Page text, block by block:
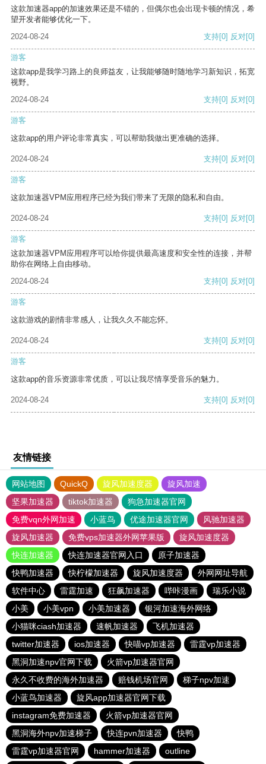
这款加速器app的加速效果还是不错的，但偶尔也会出现卡顿的情况，希
望开发者能够优化一下。
2024-08-24
支持[0] 反对[0]
游客
这款app是我学习路上的良师益友，让我能够随时随地学习新知识，拓宽
视野。
2024-08-24
支持[0] 反对[0]
游客
这款app的用户评论非常真实，可以帮助我做出更准确的选择。
2024-08-24 支持[0] 反对[0]
游客
这款加速器VPM应用程序已经为我们带来了无限的隐私和自由。
2024-08-24 支持[0] 反对[0]
游客
这款加速器VPM应用程序可以给你提供最高速度和安全性的连接，并帮
助你在网络上自由移动。
2024-08-24
支持[0] 反对[0]
游客
这款游戏的剧情非常感人，让我久久不能忘怀。
2024-08-24 支持[0] 反对[0]
游客
这款app的音乐资源非常优质，可以让我尽情享受音乐的魅力。
2024-08-24 支持[0] 反对[0]
友情链接
网站地图 QuickQ 旋风加速度器
旋风加速
坚果加速器
tiktok加速器
狗急加速器官网
免费vqn外网加速
小蓝鸟 优途加速器官网
风驰加速器
旋风加速器
免费vps加速器外网苹果版
旋风加速度器
快连加速器
快连加速器官网入口
原子加速器
快鸭加速器
快柠檬加速器 旋风加速度器
外网网址导航
软件中心
雷霆加速 狂飙加速器 哔咔漫画
瑞乐小说
小美
小美vpn 小美加速器
银河加速海外网络
小猫咪ciash加速器
速帆加速器
飞机加速器
twitter加速器
ios加速器 快喵vp加速器
雷霆vp加速器
黑洞加速npv官网下载
火箭vp加速器官网
永久不收费的海外加速器
赔钱机场官网
梯子npv加速
小蓝鸟加速器
旋风app加速器官网下载
instagram免费加速器
火箭vp加速器官网
黑洞海外npv加速梯子
快连pvn加速器
快鸭
雷霆vp加速器官网
hammer加速器 outline